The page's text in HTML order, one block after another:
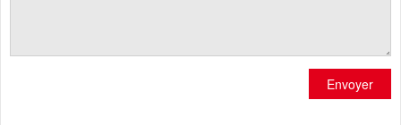
Envoyer